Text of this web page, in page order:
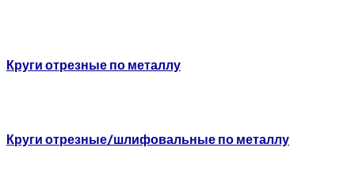
Круги отрезные по металлу
Круги отрезные/шлифовальные по металлу